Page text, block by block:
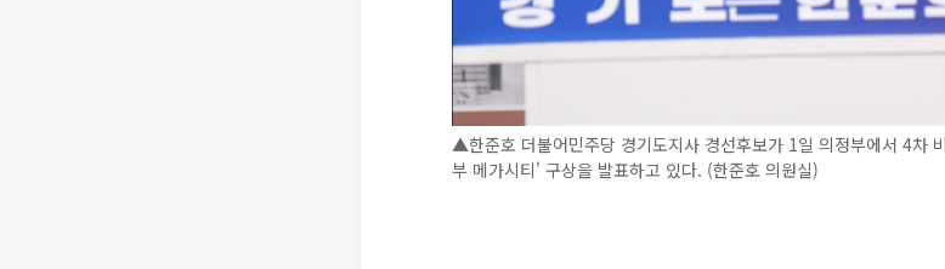
▲한준호 더불어민주당 경기도지사 경선후보가 1일 의정부에서 4차
부 메가시티' 구상을 발표하고 있다. (한준호 의원실)